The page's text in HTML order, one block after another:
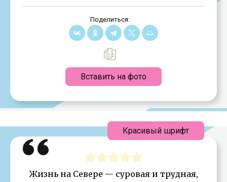
Поделиться:
Вставить на фото
Жизнь на Севере — суровая и трудная,
Красивый шрифт